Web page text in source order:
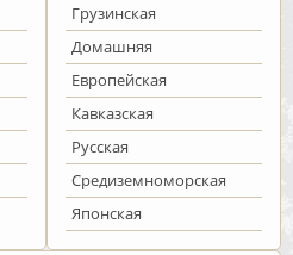
Грузинская
Домашняя
Европейская
Кавказская
Русская
Средиземноморская
Японская